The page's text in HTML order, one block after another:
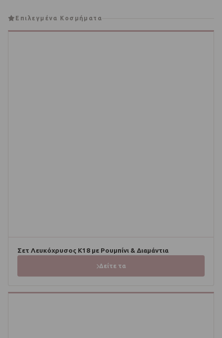
Επιλεγμένα Κοσμήματα
Σετ Λευκόχρυσος Κ18 με Ρουμπίνι & Διαμάντια
Δείτε τα